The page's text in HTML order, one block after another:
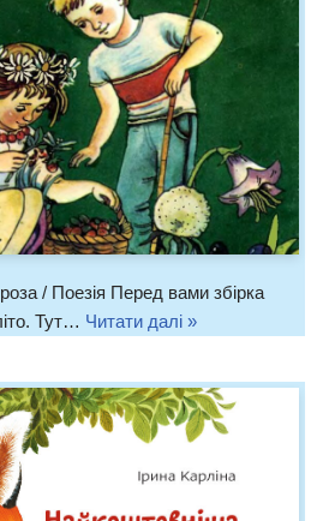
/ Поезія Перед вами збірка
Тут… Читати далі »